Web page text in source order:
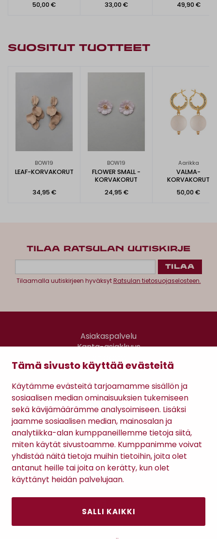
Tämä sivusto käyttää evästeitä
Käytämme evästeitä tarjoamamme sisällön ja
sosiaalisen median ominaisuuksien tukemiseen
sekä kävijämäärämme analysoimiseen. Lisäksi
jaamme sosiaalisen median, mainosalan ja
analytiikka-alan kumppaneillemme tietoja siitä,
miten käytät sivustoamme. Kumppanimme voivat
yhdistää näitä tietoja muihin tietoihin, joita olet
antanut heille tai joita on kerätty, kun olet
käyttänyt heidän palvelujaan.
SALLI KAIKKI
50,00 € 33,00 € 49,90 €
SUOSITUT TUOTTEET
BOW19
LEAF-KORVAKORUT
34,95 €
BOW19
FLOWER SMALL -
KORVAKORUT
24,95 €
Aarikka
VALMA-
KORVAKORUT
50,00 €
TILAA RATSULAN UUTISKIRJE
Tilaamalla uutiskirjeen hyväksytRatsulan tietosuojaselosteen.
Asiakaspalvelu
Kanta-asiakkuus
Gomee Ratsula Café
Antinkatu 17, 28100 Pori
Sopimusehdot
Tietosuojaseloste
Maksutavat